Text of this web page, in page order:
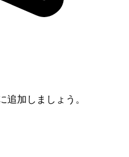
追加しましょう。